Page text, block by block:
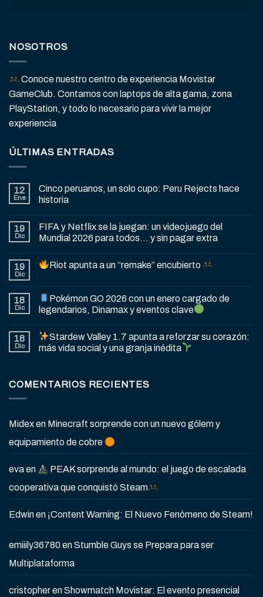
NOSOTROS
Conoce nuestro centro de experiencia Movistar
GameClub. Contamos con laptops de alta gama, zona
PlayStation, y todo lo necesario para vivir la mejor
experiencia
ÚLTIMAS ENTRADAS
12
Ene
Cinco peruanos, un solo cupo: Peru Rejects hace
historia
19
Dic
FIFA y Netflix se la juegan: un videojuego del
Mundial 2026 para todos… y sin pagar extra
19
Dic
Riot apunta a un “remake” encubierto
18
Dic
Pokémon GO 2026 con un enero cargado de
legendarios, Dinamax y eventos clave
18
Dic
Stardew Valley 1.7 apunta a reforzar su corazón:
más vida social y una granja inédita
COMENTARIOS RECIENTES
Midexen Minecraft sorprende con un nuevo gólem y
equipamiento de cobre
evaen
PEAK sorprende al mundo: el juego de escalada
cooperativa que conquistó Steam
Edwinen ¡Content Warning: El Nuevo Fenómeno de Steam!
emiiily36780enStumble Guys se Prepara para ser
Multiplataforma
cristopherenShowmatch Movistar: El evento presencial